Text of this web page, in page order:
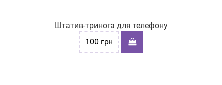
Штатив-тринога для телефону
100 грн